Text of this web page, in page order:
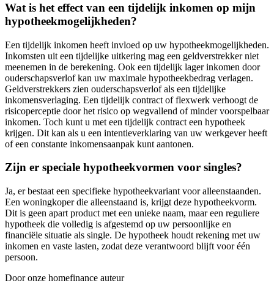
Wat is het effect van een tijdelijk inkomen op mijn
hypotheekmogelijkheden?
Een tijdelijk inkomen heeft invloed op uw hypotheekmogelijkheden.
Inkomsten uit een tijdelijke uitkering mag een geldverstrekker niet
meenemen in de berekening. Ook een tijdelijk lager inkomen door
ouderschapsverlof kan uw maximale hypotheekbedrag verlagen.
Geldverstrekkers zien ouderschapsverlof als een tijdelijke
inkomensverlaging. Een tijdelijk contract of flexwerk verhoogt de
risicoperceptie door het risico op wegvallend of minder voorspelbaar
inkomen. Toch kunt u met een tijdelijk contract een hypotheek
krijgen. Dit kan als u een intentieverklaring van uw werkgever heeft
of een constante inkomensaanpak kunt aantonen.
Zijn er speciale hypotheekvormen voor singles?
Ja, er bestaat een specifieke hypotheekvariant voor alleenstaanden.
Een woningkoper die alleenstaand is, krijgt deze hypotheekvorm.
Dit is geen apart product met een unieke naam, maar een reguliere
hypotheek die volledig is afgestemd op uw persoonlijke en
financiële situatie als single. De hypotheek houdt rekening met uw
inkomen en vaste lasten, zodat deze verantwoord blijft voor één
persoon.
Door onze homefinance auteur